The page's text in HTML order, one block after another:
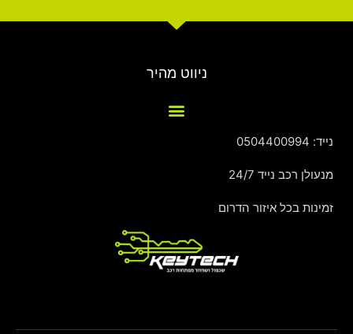
ניווט מהיר
נייד: 0504400994
מנעולן רכב נייד 24/7
זמינות בכל איזור הדרום